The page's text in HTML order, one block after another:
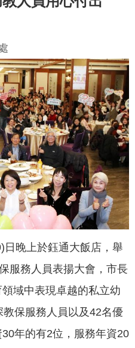
晚上於鈺通大飯店，舉
服務人員表揚大會，市長
域中表現卓越的私立幼
保服務人員以及42名優
年的有2位，服務年資20